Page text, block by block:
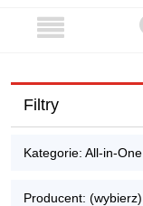
Filtry
Kategorie: All-in-One
Producent: (wybierz)